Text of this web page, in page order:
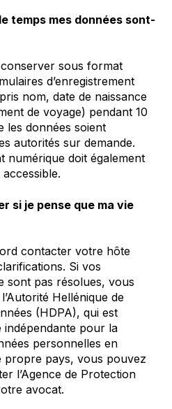
temps mes données sont-
sous format
d’enregistrement
nom, date de naissance
de voyage) pendant 10
les données soient
autorités sur demande.
numérique doit également
si je pense que ma vie
contacter votre hôte
Si vos
sont pas résolues, vous
Hellénique de
(HDPA), qui est
indépendante pour la
personnelles en
propre pays, vous pouvez
l’Agence de Protection
avocat.